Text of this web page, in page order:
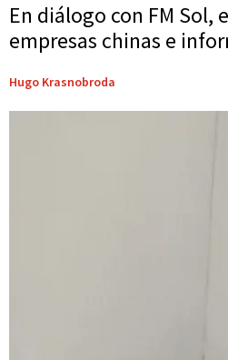
En diálogo con FM
empresas chinas e
Hugo Krasnobroda